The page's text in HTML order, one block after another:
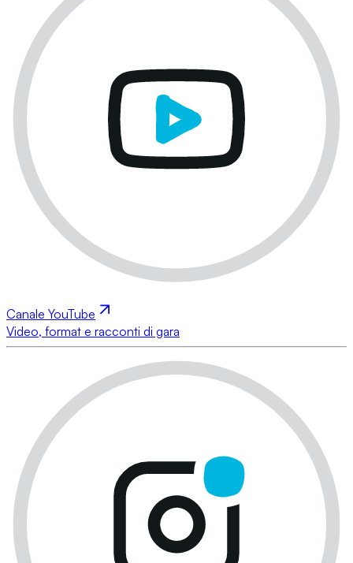
Canale YouTube
Video, format e racconti di gara